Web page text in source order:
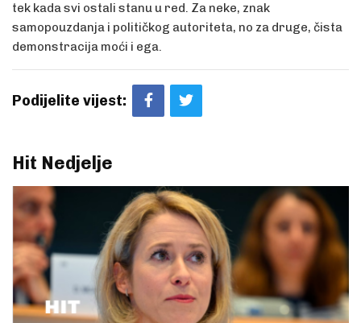
tek kada svi ostali stanu u red. Za neke, znak
samopouzdanja i političkog autoriteta, no za druge, čista
demonstracija moći i ega.
Podijelite vijest:
Hit Nedjelje